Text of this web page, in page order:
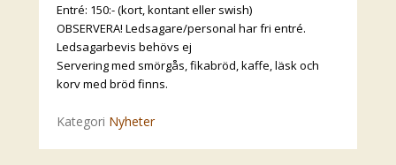
Entré: 150:- (kort, kontant eller swish)
OBSERVERA! Ledsagare/personal har fri entré.
Ledsagarbevis behövs ej
Servering med smörgås, fikabröd, kaffe, läsk och
korv med bröd finns.
Kategori Nyheter